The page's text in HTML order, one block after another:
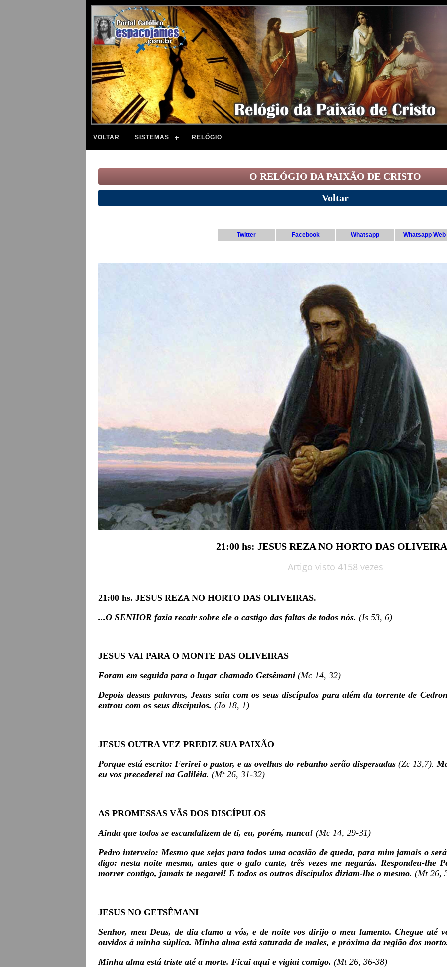
VOLTAR SISTEMAS RELÓGIO
O RELÓGIO DA PAIXÃO DE CRISTO
Voltar
Twitter Facebook Whatsapp Whatsapp Web
21:00 hs: JESUS REZA NO HORTO DAS
Artigo visto 4158 vezes
21:00 hs. JESUS REZA NO HORTO DAS OLIVEIRAS.
...O SENHOR fazia recair sobre ele o castigo das faltas de todos nós. (Is 53, 6)
JESUS VAI PARA O MONTE DAS OLIVEIRAS
Foram em seguida para o lugar chamado Getsêmani (Mc 14, 32)
Depois dessas palavras, Jesus saiu com os seus discípulos para além da torrente de
entrou com os seus discípulos. (Jo 18, 1)
JESUS OUTRA VEZ PREDIZ SUA PAIXÃO
Porque está escrito: Ferirei o pastor, e as ovelhas do rebanho serão dispersadas (Zc 13,7).
eu vos precederei na Galiléia. (Mt 26, 31-32)
AS PROMESSAS VÃS DOS DISCÍPULOS
Ainda que todos se escandalizem de ti, eu, porém, nunca! (Mc 14, 29-31)
Pedro interveio: Mesmo que sejas para todos uma ocasião de queda, para mim jamais o
digo: nesta noite mesma, antes que o galo cante, três vezes me negarás. Respondeu-lhe
morrer contigo, jamais te negarei! E todos os outros discípulos diziam-lhe o mesmo. (Mt 26,
JESUS NO GETSÊMANI
Senhor, meu Deus, de dia clamo a vós, e de noite vos dirijo o meu lamento. Chegue até
ouvidos à minha súplica. Minha alma está saturada de males, e próxima da região dos
Minha alma está triste até a morte. Ficai aqui e vigiai comigo. (Mt 26, 36-38)